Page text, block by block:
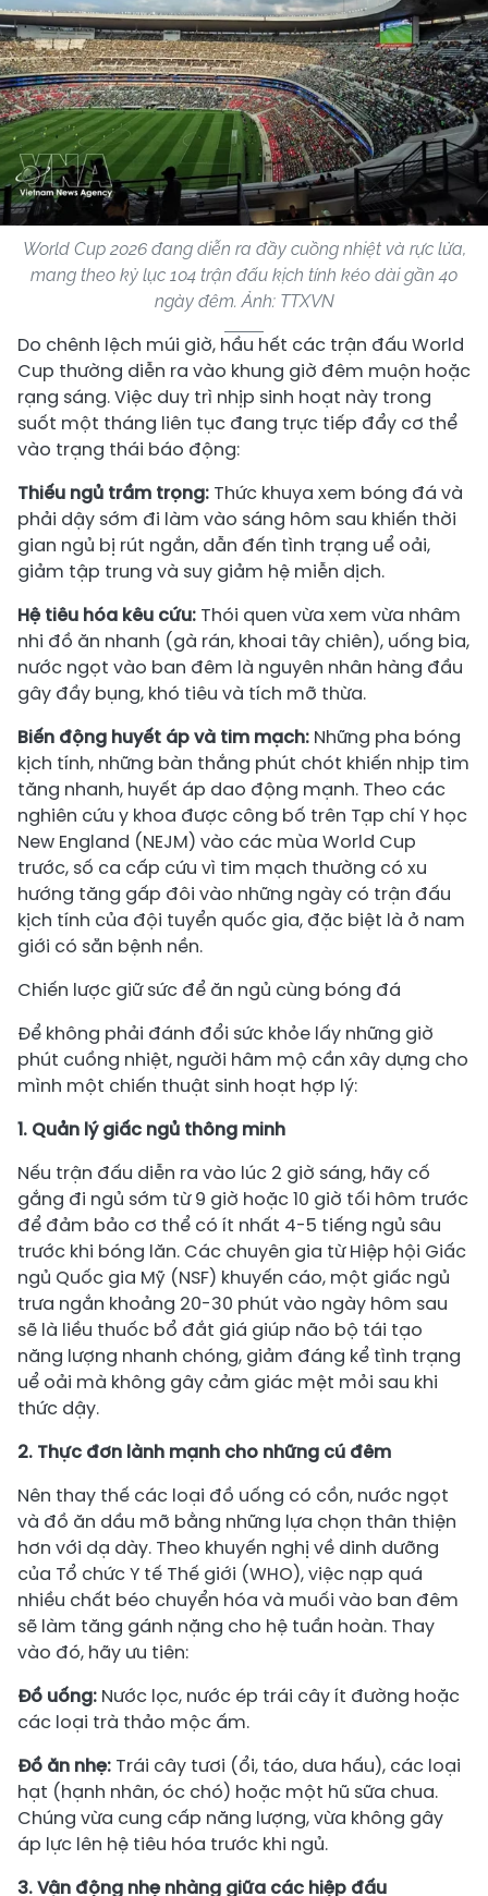
World Cup 2026 đang diễn ra đầy cuồng nhiệt và rực lửa,
mang theo kỷ lục 104 trận đấu kịch tính kéo dài gần 40
ngày đêm. Ảnh: TTXVN
Do chênh lệch múi giờ, hầu hết các trận đấu World
Cup thường diễn ra vào khung giờ đêm muộn hoặc
rạng sáng. Việc duy trì nhịp sinh hoạt này trong
suốt một tháng liên tục đang trực tiếp đẩy cơ thể
vào trạng thái báo động:
Thiếu ngủ trầm trọng: Thức khuya xem bóng đá và
phải dậy sớm đi làm vào sáng hôm sau khiến thời
gian ngủ bị rút ngắn, dẫn đến tình trạng uể oải,
giảm tập trung và suy giảm hệ miễn dịch.
Hệ tiêu hóa kêu cứu: Thói quen vừa xem vừa nhâm
nhi đồ ăn nhanh (gà rán, khoai tây chiên), uống bia,
nước ngọt vào ban đêm là nguyên nhân hàng đầu
gây đầy bụng, khó tiêu và tích mỡ thừa.
Biến động huyết áp và tim mạch: Những pha bóng
kịch tính, những bàn thắng phút chót khiến nhịp tim
tăng nhanh, huyết áp dao động mạnh. Theo các
nghiên cứu y khoa được công bố trên Tạp chí Y học
New England (NEJM) vào các mùa World Cup
trước, số ca cấp cứu vì tim mạch thường có xu
hướng tăng gấp đôi vào những ngày có trận đấu
kịch tính của đội tuyển quốc gia, đặc biệt là ở nam
giới có sẵn bệnh nền.
Chiến lược giữ sức để ăn ngủ cùng bóng đá
Để không phải đánh đổi sức khỏe lấy những giờ
phút cuồng nhiệt, người hâm mộ cần xây dựng cho
mình một chiến thuật sinh hoạt hợp lý:
1. Quản lý giấc ngủ thông minh
Nếu trận đấu diễn ra vào lúc 2 giờ sáng, hãy cố
gắng đi ngủ sớm từ 9 giờ hoặc 10 giờ tối hôm trước
để đảm bảo cơ thể có ít nhất 4-5 tiếng ngủ sâu
trước khi bóng lăn. Các chuyên gia từ Hiệp hội Giấc
ngủ Quốc gia Mỹ (NSF) khuyến cáo, một giấc ngủ
trưa ngắn khoảng 20-30 phút vào ngày hôm sau
sẽ là liều thuốc bổ đắt giá giúp não bộ tái tạo
năng lượng nhanh chóng, giảm đáng kể tình trạng
uể oải mà không gây cảm giác mệt mỏi sau khi
thức dậy.
2. Thực đơn lành mạnh cho những cú đêm
Nên thay thế các loại đồ uống có cồn, nước ngọt
và đồ ăn dầu mỡ bằng những lựa chọn thân thiện
hơn với dạ dày. Theo khuyến nghị về dinh dưỡng
của Tổ chức Y tế Thế giới (WHO), việc nạp quá
nhiều chất béo chuyển hóa và muối vào ban đêm
sẽ làm tăng gánh nặng cho hệ tuần hoàn. Thay
vào đó, hãy ưu tiên:
Đồ uống: Nước lọc, nước ép trái cây ít đường hoặc
các loại trà thảo mộc ấm.
Đồ ăn nhẹ: Trái cây tươi (ổi, táo, dưa hấu), các loại
hạt (hạnh nhân, óc chó) hoặc một hũ sữa chua.
Chúng vừa cung cấp năng lượng, vừa không gây
áp lực lên hệ tiêu hóa trước khi ngủ.
3. Vận động nhẹ nhàng giữa các hiệp đấu